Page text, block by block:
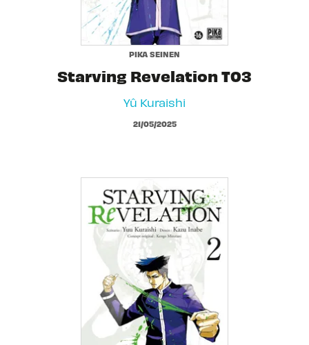
PIKA SEINEN
Starving Revelation T03
Yû Kuraishi
21/05/2025